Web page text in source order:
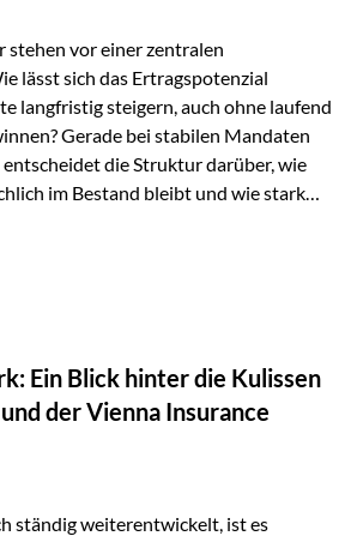
stehen vor einer zentralen
lässt sich das Ertragspotenzial
langfristig steigern, auch ohne laufend
Gerade bei stabilen Mandaten
die Struktur darüber, wie
im Bestand bleibt und wie stark
Wirkung besonders deutlich.
nur die Rendite eine Rolle. Auch
einen erheblichen Einfluss auf…
Ein Blick hinter die Kulissen
der Vienna Insurance
ständig weiterentwickelt, ist es